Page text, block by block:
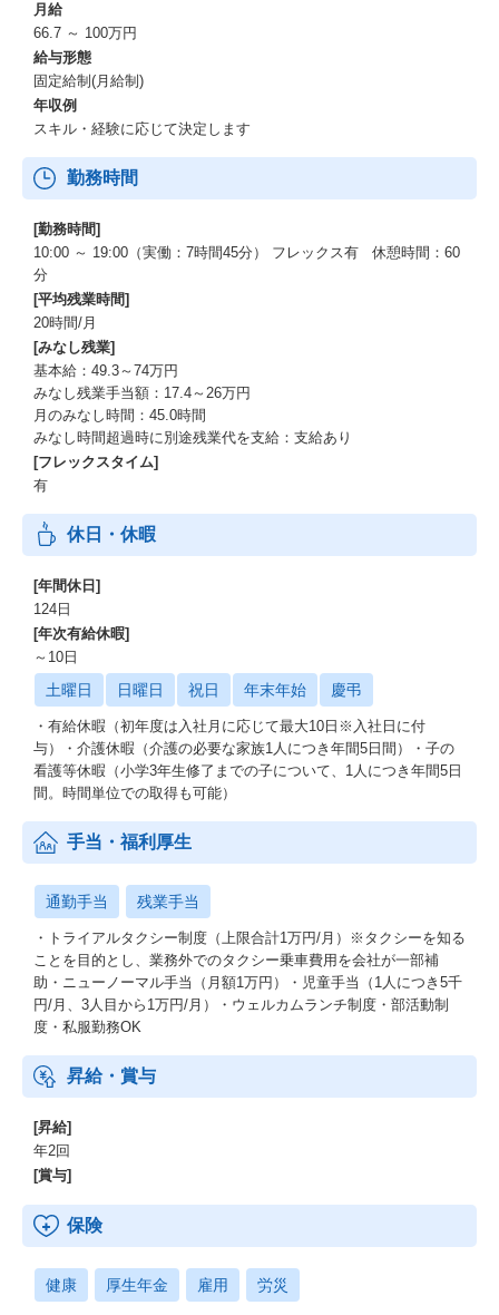
月給
66.7 ～ 100万円
給与形態
固定給制(月給制)
年収例
スキル・経験に応じて決定します
勤務時間
[勤務時間]
10:00 ～ 19:00（実働：7時間45分） フレックス有 休憩時間：60
分
[平均残業時間]
20時間/月
[みなし残業]
基本給：49.3～74万円
みなし残業手当額：17.4～26万円
月のみなし時間：45.0時間
みなし時間超過時に別途残業代を支給：支給あり
[フレックスタイム]
有
休日・休暇
[年間休日]
124日
[年次有給休暇]
～10日
土曜日 日曜日 祝日 年末年始 慶弔
・有給休暇（初年度は入社月に応じて最大10日※入社日に付
与）・介護休暇（介護の必要な家族1人につき年間5日間）・子の
看護等休暇（小学3年生修了までの子について、1人につき年間5日
間。時間単位での取得も可能）
手当・福利厚生
通勤手当 残業手当
・トライアルタクシー制度（上限合計1万円/月）※タクシーを知る
ことを目的とし、業務外でのタクシー乗車費用を会社が一部補
助・ニューノーマル手当（月額1万円）・児童手当（1人につき5千
円/月、3人目から1万円/月）・ウェルカムランチ制度・部活動制
度・私服勤務OK
昇給・賞与
[昇給]
年2回
[賞与]
保険
健康 厚生年金 雇用 労災